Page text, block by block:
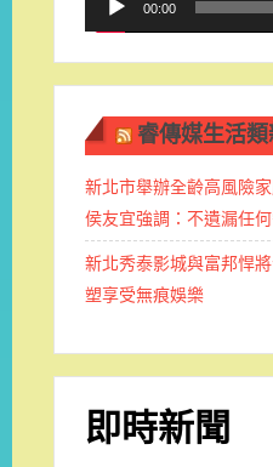
00:00
睿傳媒生活
新北市舉辦全齡高風險
侯友宜強調：不遺漏任
新北秀泰影城與富邦悍
塑享受無痕娛樂
即時新聞